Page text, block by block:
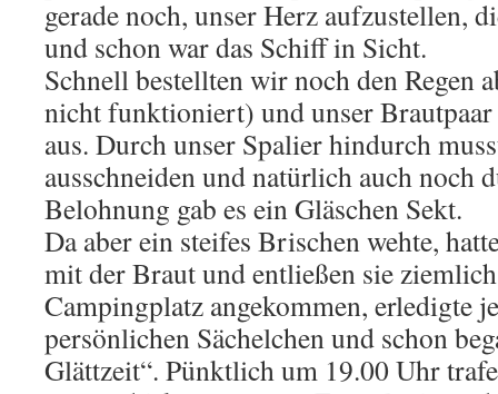
gerade noch, unser Herz aufzustellen,
und schon war das Schiff in Sicht.
Schnell bestellten wir noch den Regen
nicht funktioniert) und unser
aus. Durch unser Spalier hindurch
ausschneiden und natürlich auch noch
Belohnung gab es ein Gläschen Sekt.
Da aber ein steifes Brischen wehte,
mit der Braut und entließen sie
Campingplatz angekommen, erledigte
persönlichen Sächelchen und schon
Glättzeit“. Pünktlich um 19.00 Uhr